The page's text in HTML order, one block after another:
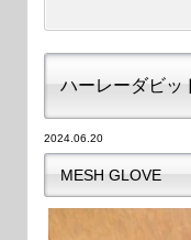
ハーレーダビ
2024.06.20
MESH GLOVE